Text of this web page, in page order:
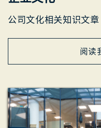
公司文化相关知识文章
阅读